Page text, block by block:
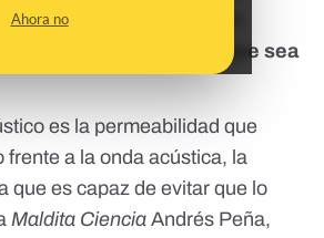
Ahora no
los huevos son
No hay evidencias de que sea
es la permeabilidad que
frente a la onda acústica, la
que es capaz de evitar que lo
Maldita Ciencia Andrés Peña,